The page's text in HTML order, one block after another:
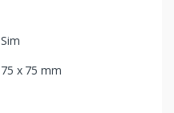
Sim
75 x 75 mm